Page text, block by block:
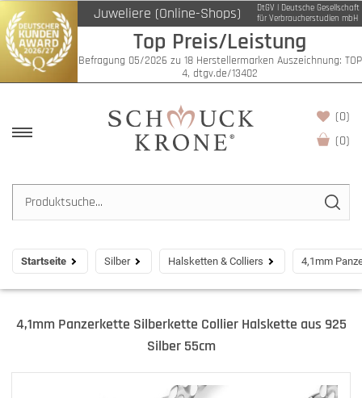
Juweliere (Online-Shops)
DtGV | Deutsche Gesellschaft
für Verbraucherstudien mbH
Top Preis/Leistung
Befragung 05/2026 zu 18 Herstellermarken Auszeichnung: TOP
4, dtgv.de/13402
(0)
(0)
Startseite Silber Halsketten & Colliers 4,1mm
4,1mm Panzerkette Silberkette Collier Halskette aus 925
Silber 55cm